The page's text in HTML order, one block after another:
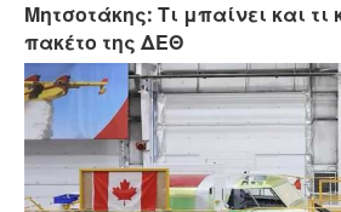
Μητσοτάκης: Τι μπαίνει και τι
πακέτο της ΔΕΘ